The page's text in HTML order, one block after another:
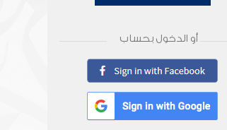
أو الدخول بحساب